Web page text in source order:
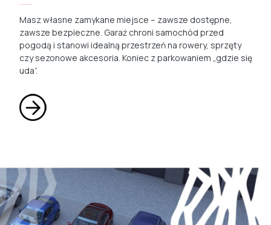
Masz własne zamykane miejsce – zawsze dostępne,
zawsze bezpieczne. Garaż chroni samochód przed
pogodą i stanowi idealną przestrzeń na rowery, sprzęty
czy sezonowe akcesoria. Koniec z parkowaniem „gdzie się
uda”.